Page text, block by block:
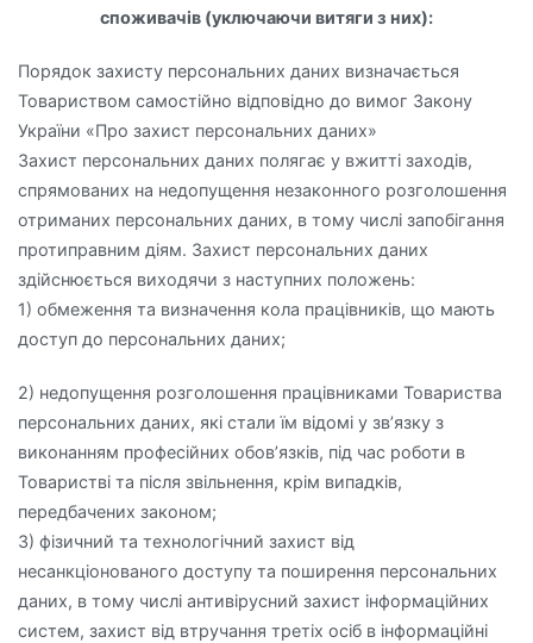
споживачів (уключаючи витяги з них):
Порядок захисту персональних даних визначається
Товариством самостійно відповідно до вимог Закону
України «Про захист персональних даних»
Захист персональних даних полягає у вжитті заходів,
спрямованих на недопущення незаконного розголошення
отриманих персональних даних, в тому числі запобігання
протиправним діям. Захист персональних даних
здійснюється виходячи з наступних положень:
1) обмеження та визначення кола працівників, що мають
доступ до персональних даних;
2) недопущення розголошення працівниками Товариства
персональних даних, які стали їм відомі у зв’язку з
виконанням професійних обов’язків, під час роботи в
Товаристві та після звільнення, крім випадків,
передбачених законом;
3) фізичний та технологічний захист від
несанкціонованого доступу та поширення персональних
даних, в тому числі антивірусний захист інформаційних
систем, захист від втручання третіх осіб в інформаційні